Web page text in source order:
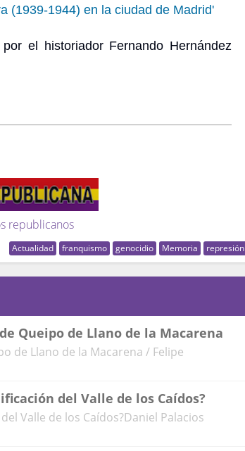
(1939-1944) en la ciudad de Madrid'
el historiador Fernando Hernández
republicanos
Actualidad franquismo genocidio Memoria represión
Queipo de Llano de la Macarena
de Llano de la Macarena / Felipe
del Valle de los Caídos?
Valle de los Caídos?Daniel Palacios